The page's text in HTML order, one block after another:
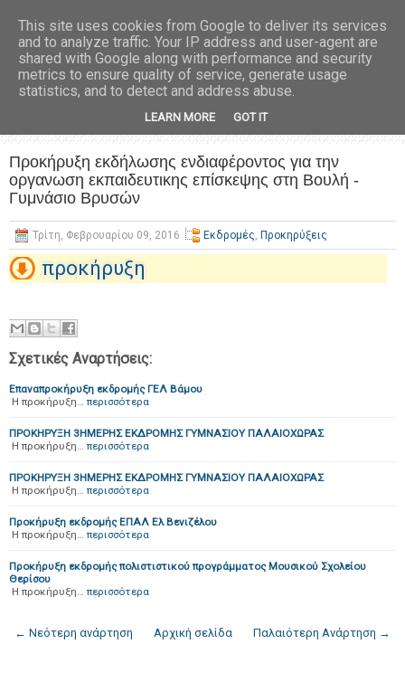
Προκήρυξη εκδήλωσης ενδιαφέροντος για την
οργανωση εκπαιδευτικης επίσκεψης στη Βουλή -
Γυμνάσιο Βρυσών
Τρίτη, Φεβρουαρίου 09, 2016 Εκδρομές, Προκηρύξεις
προκήρυξη
Σχετικές Αναρτήσεις:
Επαναπροκήρυξη εκδρομής ΓΕΛ Βάμου
Η προκήρυξη… περισσότερα
ΠΡΟΚΗΡΥΞΗ 3ΗΜΕΡΗΣ ΕΚΔΡΟΜΗΣ ΓΥΜΝΑΣΙΟΥ ΠΑΛΑΙΟΧΩΡΑΣ
H προκήρυξη… περισσότερα
ΠΡΟΚΗΡΥΞΗ 3ΗΜΕΡΗΣ ΕΚΔΡΟΜΗΣ ΓΥΜΝΑΣΙΟΥ ΠΑΛΑΙΟΧΩΡΑΣ
Η προκήρυξη… περισσότερα
Προκήρυξη εκδρομής ΕΠΑΛ Ελ Βενιζέλου
Η προκήρυξη… περισσότερα
Προκήρυξη εκδρομής πολιστιστικού προγράμματος Μουσικού Σχολείου
Θερίσου
Η προκήρυξη… περισσότερα
← Νεότερη ανάρτηση Παλαιότερη Ανάρτηση →
Αρχική σελίδα
This site uses cookies from Google to deliver its services
and to analyze traffic. Your IP address and user-agent are
shared with Google along with performance and security
metrics to ensure quality of service, generate usage
statistics, and to detect and address abuse.
LEARN MORE GOT IT